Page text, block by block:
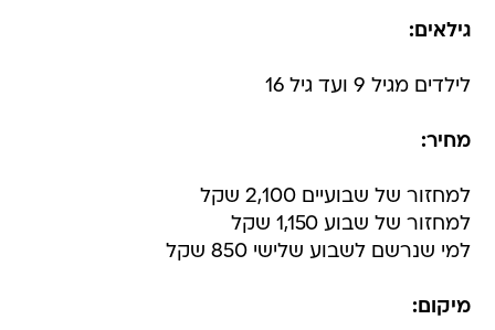
גילאים:
לילדים מגיל 9 ועד גיל 16
מחיר:
למחזור של שבועיים 2,100 שקל
למחזור של שבוע 1,150 שקל
למי שנרשם לשבוע שלישי 850 שקל
מיקום: